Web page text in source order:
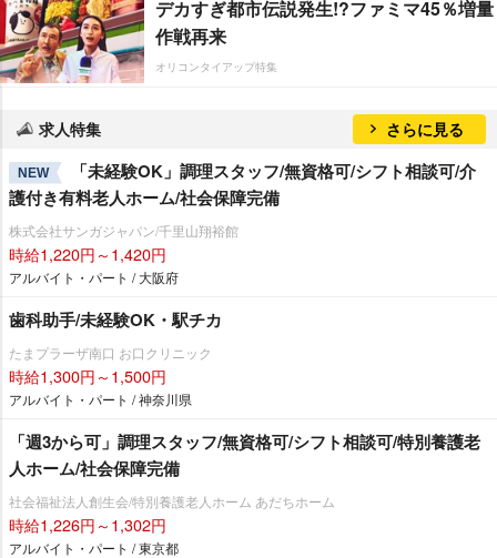
デカすぎ都市伝説発生!?ファミマ45％増量
作戦再来
オリコンタイアップ特集
求人特集 さらに見る
NEW
「未経験OK」調理スタッフ/無資格可/シフト相談可/介
護付き有料老人ホーム/社会保障完備
株式会社サンガジャパン/千里山翔裕館
時給1,220円～1,420円
アルバイト・パート / 大阪府
歯科助手/未経験OK・駅チカ
たまプラーザ南口 お口クリニック
時給1,300円～1,500円
アルバイト・パート / 神奈川県
「週3から可」調理スタッフ/無資格可/シフト相談可/特別養護老
人ホーム/社会保障完備
社会福祉法人創生会/特別養護老人ホーム あだちホーム
時給1,226円～1,302円
アルバイト・パート / 東京都